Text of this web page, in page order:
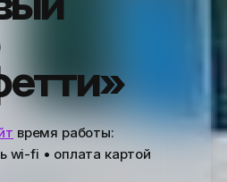
время работы:
wi-fi • оплата картой